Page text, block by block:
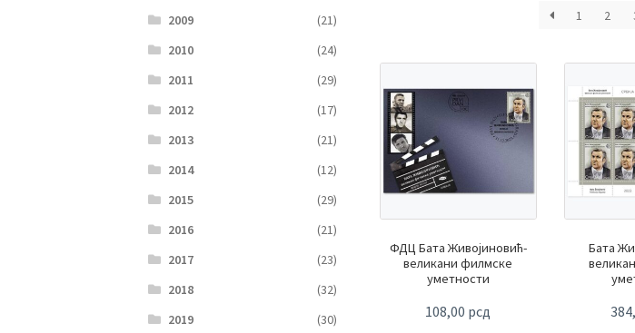
1 2
ФДЦ Бата Живојиновић-
великани филмске
уметности
108,00 рсд
Бата
2009
(21)
2010
(24)
2011
(29)
2012
(17)
2013
(21)
2014
(12)
2015
(29)
2016
(21)
2017
(23)
2018
(32)
2019
(30)